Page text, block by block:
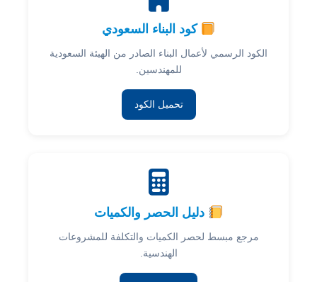
كود البناء السعودي
الكود الرسمي لأعمال البناء الصادر من الهيئة السعودية
للمهندسين.
تحميل الكود
دليل الحصر والكميات
مرجع مبسط لحصر الكميات والتكلفة للمشروعات
الهندسية.